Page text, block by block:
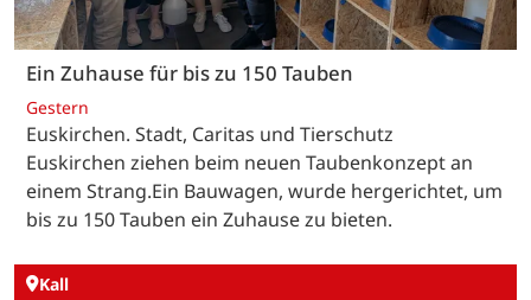
Ein Zuhause für bis zu 150 Tauben
Gestern
Euskirchen. Stadt, Caritas und Tierschutz
Euskirchen ziehen beim neuen Taubenkonzept an
einem Strang.Ein Bauwagen, wurde hergerichtet, um
bis zu 150 Tauben ein Zuhause zu bieten.
Kall